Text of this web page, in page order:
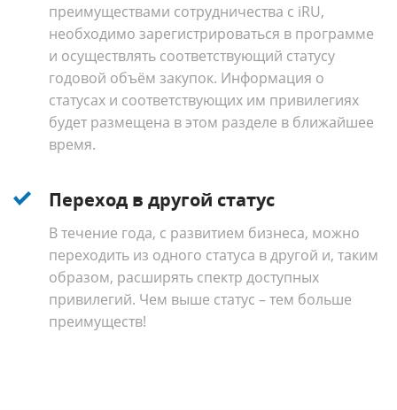
преимуществами сотрудничества с iRU,
необходимо зарегистрироваться в программе
и осуществлять соответствующий статусу
годовой объём закупок. Информация о
статусах и соответствующих им привилегиях
будет размещена в этом разделе в ближайшее
время.
Переход в другой статус
В течение года, с развитием бизнеса, можно
переходить из одного статуса в другой и, таким
образом, расширять спектр доступных
привилегий. Чем выше статус – тем больше
преимуществ!